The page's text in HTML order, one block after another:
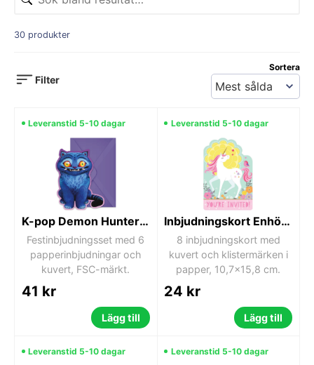
30 produkter
Sortera
Filter
Leveranstid 5-10 dagar
K-pop Demon Hunters Honmoon festinbjudningsset 6-pack FSC
Festinbjudningsset med 6
papperinbjudningar och
kuvert, FSC-märkt.
41 kr
Lägg till
Leveranstid 5-10 dagar
Inbjudningskort Enhörning Magiskt kalas 8 st
8 inbjudningskort med
kuvert och klistermärken i
papper, 10,7x15,8 cm.
24 kr
Lägg till
Leveranstid 5-10 dagar Leveranstid 5-10 dagar